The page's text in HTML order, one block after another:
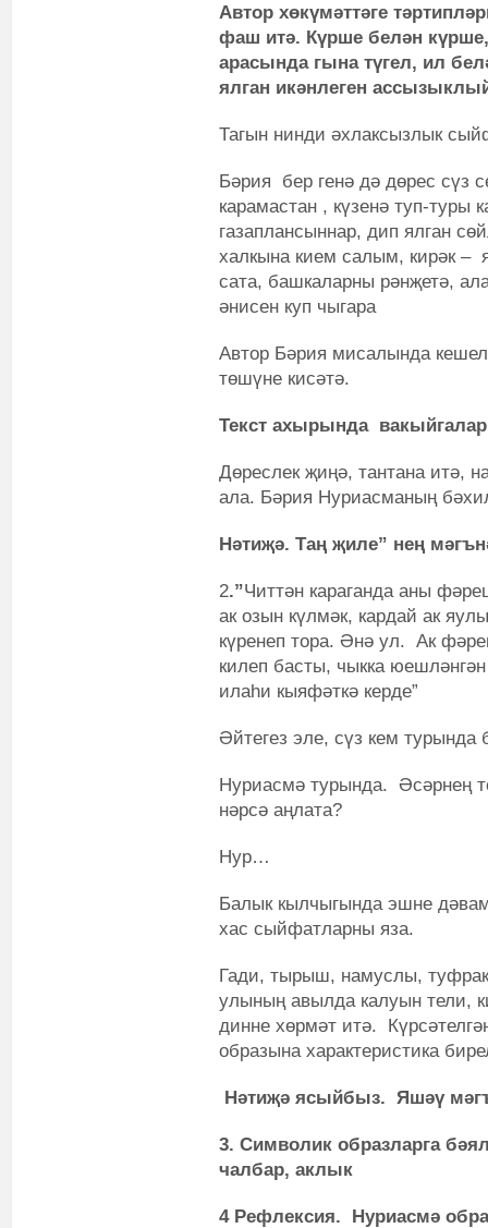
Автор хөкүмәттәге
фаш итә. Күрше белән
арасында гына түгел, ил
ялган икәнлеген
Тагын нинди әхлаксызлык
Бәрия бер генә дә дөрес сүз
карамастан , күзенә туп-туры
газаплансыннар, дип ялган
халкына кием салым, кирәк –
сата, башкаларны рәнҗетә,
әнисен куп чыгара
Автор Бәрия мисалында
төшүне кисәтә.
Текст ахырында
Дөреслек җиңә, тантана итә,
ала. Бәрия Нуриасманың
Нәтиҗә. Таң җиле” нең
2.”Читтән караганда аны
ак озын күлмәк, кардай ак
күренеп тора. Әнә ул. Ак
килеп басты, чыкка
илаһи кыяфәткә керде”
Әйтегез эле, сүз кем турында
Нуриасмә турында. Әсәрнең
нәрсә аңлата?
Нур…
Балык кылчыгында эшне
хас сыйфатларны яза.
Гади, тырыш, намуслы,
улының авылда калуын тели,
динне хөрмәт итә.
образына характеристика
Нәтиҗә ясыйбыз. Яшәү
3. Символик образларга
чалбар, аклык
4 Рефлексия. Нуриасмә